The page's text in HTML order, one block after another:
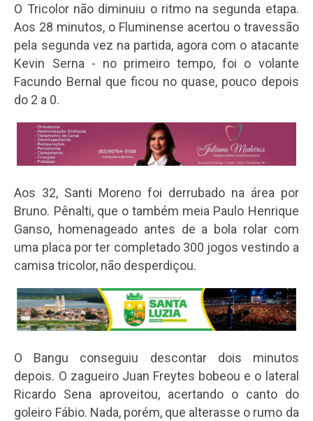
O Tricolor não diminuiu o ritmo na segunda etapa.
Aos 28 minutos, o Fluminense acertou o travessão
pela segunda vez na partida, agora com o atacante
Kevin Serna - no primeiro tempo, foi o volante
Facundo Bernal que ficou no quase, pouco depois
do 2 a 0.
Aos 32, Santi Moreno foi derrubado na área por
Bruno. Pênalti, que o também meia Paulo Henrique
Ganso, homenageado antes de a bola rolar com
uma placa por ter completado 300 jogos vestindo a
camisa tricolor, não desperdiçou.
O Bangu conseguiu descontar dois minutos
depois. O zagueiro Juan Freytes bobeou e o lateral
Ricardo Sena aproveitou, acertando o canto do
goleiro Fábio. Nada, porém, que alterasse o rumo da